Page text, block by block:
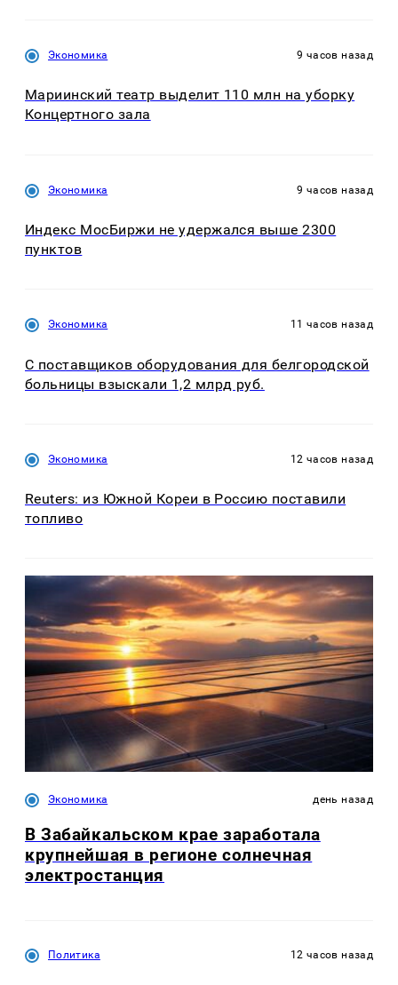
Экономика 9 часов назад
Мариинский театр выделит 110 млн на уборку
Концертного зала
Экономика 9 часов назад
Индекс МосБиржи не удержался выше 2300
пунктов
Экономика 11 часов назад
С поставщиков оборудования для белгородской
больницы взыскали 1,2 млрд руб.
Экономика 12 часов назад
Reuters: из Южной Кореи в Россию поставили
топливо
Экономика день назад
В Забайкальском крае заработала
крупнейшая в регионе солнечная
электростанция
Политика 12 часов назад